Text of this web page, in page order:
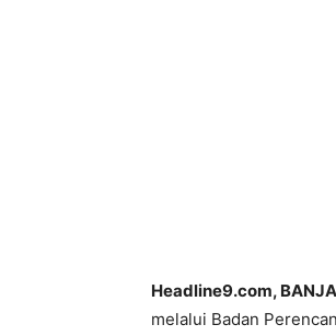
Headline9.com,
melalui Badan